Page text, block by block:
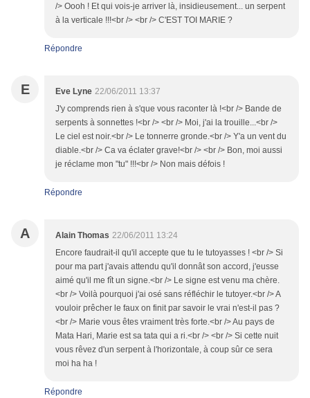
/> Oooh ! Et qui vois-je arriver là, insidieusement... un serpent
à la verticale !!!<br /> <br /> C'EST TOI MARIE ?
Répondre
E Eve Lyne 22/06/2011 13:37
J'y comprends rien à s'que vous raconter là !<br /> Bande de
serpents à sonnettes !<br /> <br /> Moi, j'ai la trouille...<br />
Le ciel est noir.<br /> Le tonnerre gronde.<br /> Y'a un vent du
diable.<br /> Ca va éclater grave!<br /> <br /> Bon, moi aussi
je réclame mon "tu" !!!<br /> Non mais défois !
Répondre
A Alain Thomas 22/06/2011 13:24
Encore faudrait-il qu'il accepte que tu le tutoyasses ! <br /> Si
pour ma part j'avais attendu qu'il donnât son accord, j'eusse
aimé qu'il me fît un signe.<br /> Le signe est venu ma chère.
<br /> Voilà pourquoi j'ai osé sans réfléchir le tutoyer.<br /> A
vouloir prêcher le faux on finit par savoir le vrai n'est-il pas ?
<br /> Marie vous êtes vraiment très forte.<br /> Au pays de
Mata Hari, Marie est sa tata qui a ri.<br /> <br /> Si cette nuit
vous rêvez d'un serpent à l'horizontale, à coup sûr ce sera
moi ha ha !
Répondre